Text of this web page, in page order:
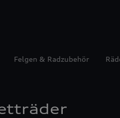
Felgen & Radzubehör